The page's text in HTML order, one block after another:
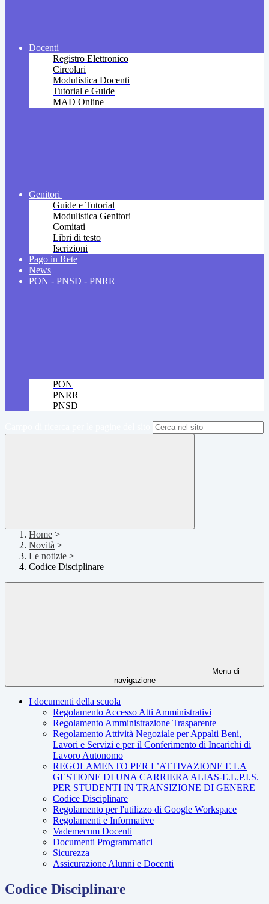
Docenti
Registro Elettronico
Circolari
Modulistica Docenti
Tutorial e Guide
MAD Online
Genitori
Guide e Tutorial
Modulistica Genitori
Comitati
Libri di testo
Iscrizioni
Pago in Rete
News
PON - PNSD - PNRR
PON
PNRR
PNSD
Home >
Novità >
Le notizie >
Codice Disciplinare
Menu di
navigazione
I documenti della scuola
Regolamento Accesso Atti Amministrativi
Regolamento Amministrazione Trasparente
Regolamento Attività Negoziale per Appalti Beni,
Lavori e Servizi e per il Conferimento di Incarichi di
Lavoro Autonomo
REGOLAMENTO PER L’ATTIVAZIONE E LA
GESTIONE DI UNA CARRIERA ALIAS-E.L.P.I.S.
PER STUDENTI IN TRANSIZIONE DI GENERE
Codice Disciplinare
Regolamento per l'utilizzo di Google Workspace
Regolamenti e Informative
Vademecum Docenti
Documenti Programmatici
Sicurezza
Assicurazione Alunni e Docenti
Codice Disciplinare